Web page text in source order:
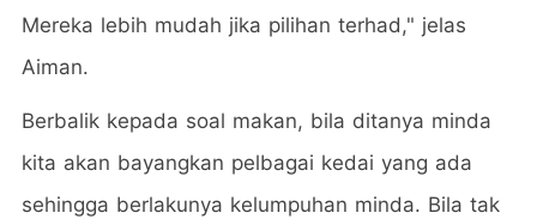
Mereka lebih mudah jika pilihan terhad," jelas
Aiman.
Berbalik kepada soal makan, bila ditanya minda
kita akan bayangkan pelbagai kedai yang ada
sehingga berlakunya kelumpuhan minda. Bila tak